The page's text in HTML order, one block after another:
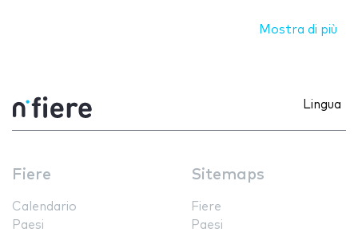
Mostra di più
Lingua
Fiere
Calendario
Paesi
Sitemaps
Fiere
Paesi